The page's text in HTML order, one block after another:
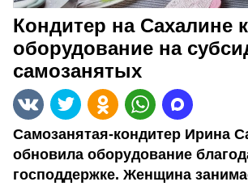
Кондитер на Сахалине
оборудование на
самозанятых
Самозанятая-кондитер Ирина
обновила оборудование
господдержке. Женщина